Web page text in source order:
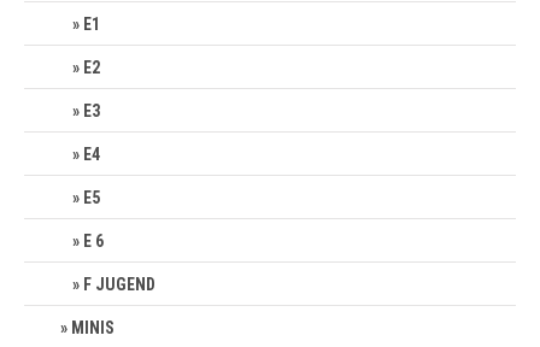
E1
E2
E3
E4
E5
E 6
F JUGEND
MINIS